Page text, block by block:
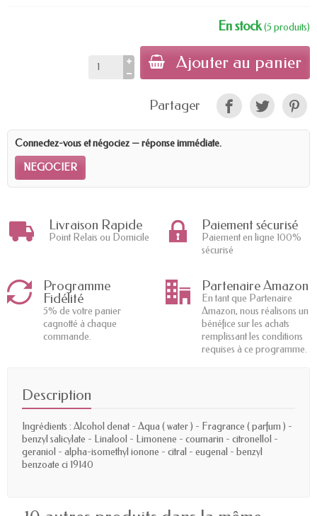
En stock(5 produits)
Ajouter au panier
Partager
Connectez-vous et négociez — réponse immédiate.
NEGOCIER
Livraison Rapide
Point Relais ou Domicile
Paiement sécurisé
Paiement en ligne 100%
sécurisé
Programme
Fidélité
5% de votre panier
cagnotté à chaque
commande.
Partenaire Amazon
En tant que Partenaire
Amazon, nous réalisons un
bénéfice sur les achats
remplissant les conditions
requises à ce programme.
Description
Ingrédients : Alcohol denat - Aqua ( water ) - Fragrance ( parfum ) -
benzyl salicylate - Linalool - Limonene - coumarin - citronellol -
geraniol - alpha-isomethyl ionone - citral - eugenal - benzyl
benzoate ci 19140